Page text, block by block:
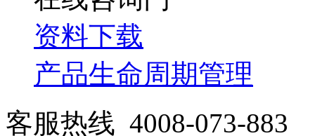
资料下载
产品生命周期管理
客服热线 4008-073-883